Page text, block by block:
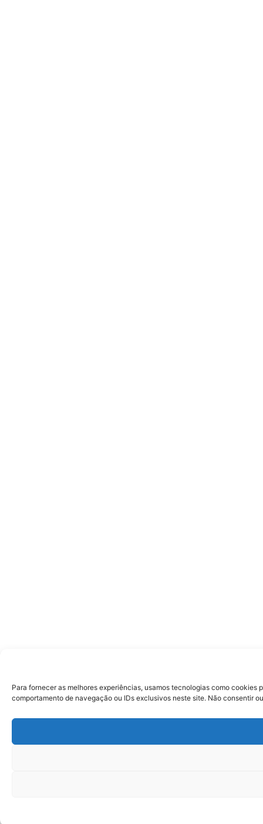
Para fornecer as melhores experiências, usamos tecnologias como
comportamento de navegação ou IDs exclusivos neste site. Não consentir